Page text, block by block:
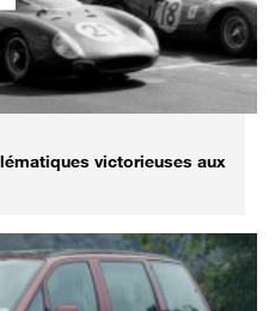
victorieuses aux